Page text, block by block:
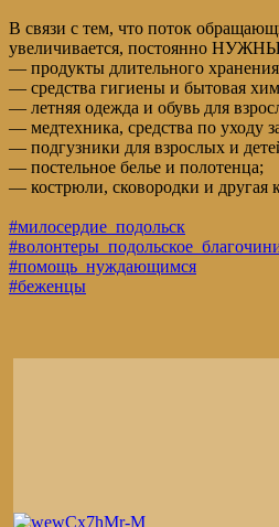
В связи с тем, что поток
увеличивается, постоянно
— продукты длительного
— средства гигиены и бытовая
— летняя одежда и обувь для
— медтехника, средства по уходу
— подгузники для взрослых и
— постельное белье и полотенца;
— кострюли, сковородки и другая
#милосердие_подольск
#помощь_нуждающимся
#беженцы